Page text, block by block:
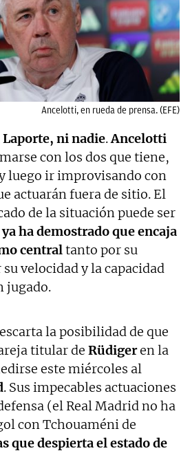
Ancelotti, en rueda de prensa. (EFE)
ni nadie.Ancelotti
con los dos que tiene,
luego ir improvisando con
actuarán fuera de sitio. El
de la situación puede ser
ha demostrado que encaja
centraltanto por su
velocidad y la capacidad
jugado.
la posibilidad de que
titular de Rüdigeren la
este miércoles al
. Sus impecables actuaciones
(el Real Madrid no ha
con Tchouaméni de
que despierta el estado de